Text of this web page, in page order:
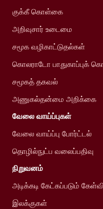
குக்கீ கொள்கை
அறிவுசார் உடைமை
சமூக வழிகாட்டுதல்கள்
கொலராடோ பாதுகாப்புக்
சமூகத் தகவல்
அணுகல்தன்மை அறிக்கை
வேலை வாய்ப்புகள்
வேலை வாய்ப்பு போர்ட்டல்
தொழில்நுட்ப வலைப்பதிவு
நிறுவனம்
அடிக்கடி கேட்கப்படும்
இலக்குகள்